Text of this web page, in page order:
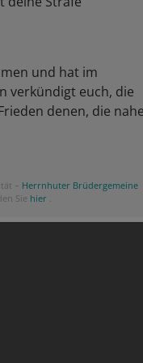
und hat im
verkündigt euch, die
denen, die nahe
– Herrnhuter Brüdergemeine
Sie hier